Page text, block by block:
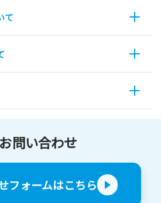
て
お問い合わせ
フォームはこちら